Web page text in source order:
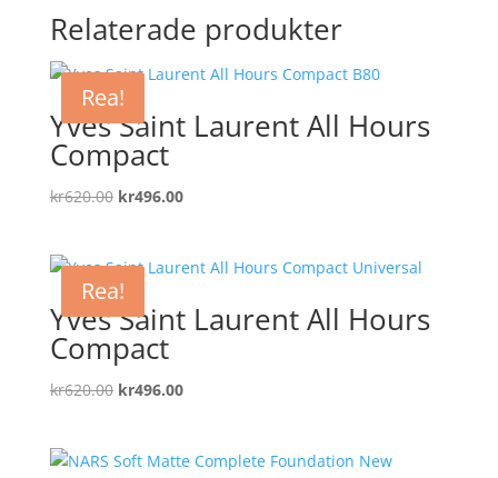
Relaterade produkter
Rea!
Yves Saint Laurent All Hours
Compact
kr620.00 Det
var:
kr620.00.
kr496.00Det
är:
Rea!
Yves Saint Laurent All Hours
Compact
kr620.00 Det
var:
kr496.00Det
är: